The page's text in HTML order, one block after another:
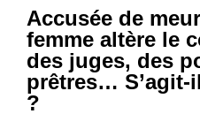
Accusée de
femme altère le
des juges, des
prêtres… S’agit-
?